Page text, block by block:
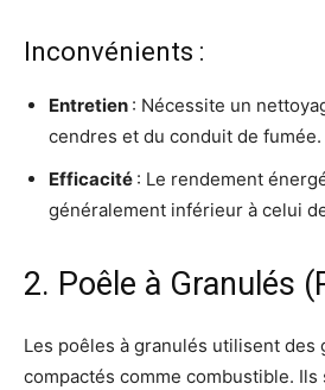
Inconvénients :
Entretien : Nécessite un
cendres et du conduit de fumée.
Efficacité : Le rendement
généralement inférieur à celui
2. Poêle à Granulés
Les poêles à granulés utilisent des
compactés comme combustible. Ils